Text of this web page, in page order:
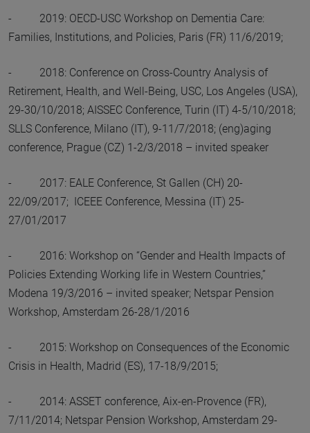
- 2019: OECD-USC Workshop on Dementia Care:
Families, Institutions, and Policies, Paris (FR) 11/6/2019;
- 2018: Conference on Cross-Country Analysis of
Retirement, Health, and Well-Being, USC, Los Angeles (USA),
29-30/10/2018; AISSEC Conference, Turin (IT) 4-5/10/2018;
SLLS Conference, Milano (IT), 9-11/7/2018; (eng)aging
conference, Prague (CZ) 1-2/3/2018 – invited speaker
- 2017: EALE Conference, St Gallen (CH) 20-
22/09/2017; ICEEE Conference, Messina (IT) 25-
27/01/2017
- 2016: Workshop on “Gender and Health Impacts of
Policies Extending Working life in Western Countries,”
Modena 19/3/2016 – invited speaker; Netspar Pension
Workshop, Amsterdam 26-28/1/2016
- 2015: Workshop on Consequences of the Economic
Crisis in Health, Madrid (ES), 17-18/9/2015;
- 2014: ASSET conference, Aix-en-Provence (FR),
7/11/2014; Netspar Pension Workshop, Amsterdam 29-